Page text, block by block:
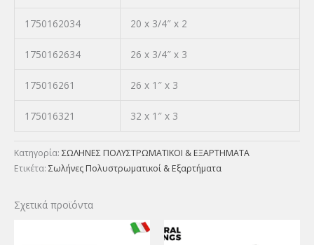
1750162034 20 x 3/4″ x 2
1750162634 26 x 3/4″ x 3
175016261 26 x 1″ x 3
175016321 32 x 1″ x 3
Κατηγορία: ΣΩΛΗΝΕΣ ΠΟΛΥΣΤΡΩΜΑΤΙΚΟΙ & ΕΞΑΡΤΗΜΑΤΑ
Ετικέτα: Σωλήνες Πολυστρωματικοί & Εξαρτήματα
Σχετικά προϊόντα